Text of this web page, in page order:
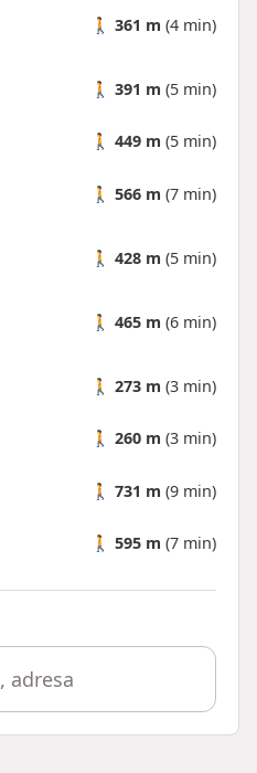
🚶 361 m (4 min)
🚶 391 m (5 min)
🚶 449 m (5 min)
🚶 566 m (7 min)
🚶 428 m (5 min)
🚶 465 m (6 min)
🚶 273 m (3 min)
🚶 260 m (3 min)
🚶 731 m (9 min)
🚶 595 m (7 min)